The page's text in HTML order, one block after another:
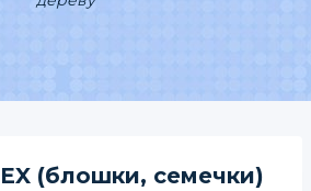
(блошки, семечки)